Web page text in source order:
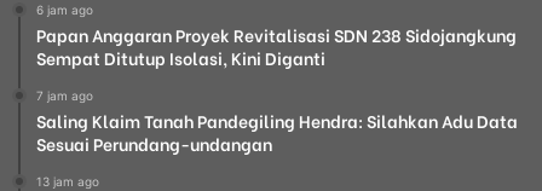
6 jam ago
Papan Anggaran Proyek Revitalisasi SDN 238 Sidojangkung
Sempat Ditutup Isolasi, Kini Diganti
7 jam ago
Saling Klaim Tanah Pandegiling Hendra: Silahkan Adu Data
Sesuai Perundang-undangan
13 jam ago